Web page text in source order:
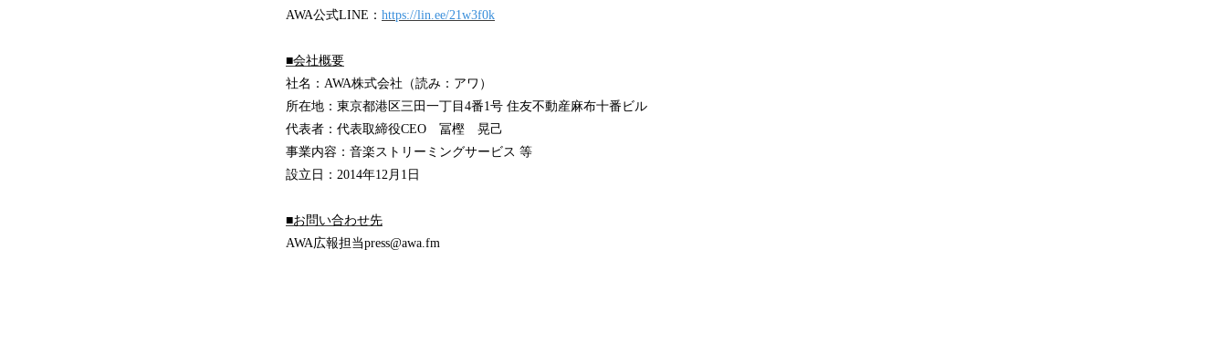
AWA公式LINE： https://lin.ee/21w3f0k
■会社概要
社名：AWA株式会社（読み：アワ）
所在地：東京都港区三田一丁目4番1号 住友不動産麻布十番ビル
代表者：代表取締役CEO 冨樫 晃己
事業内容：音楽ストリーミングサービス 等
設立日：2014年12月1日
■お問い合わせ先
AWA広報担当press@awa.fm